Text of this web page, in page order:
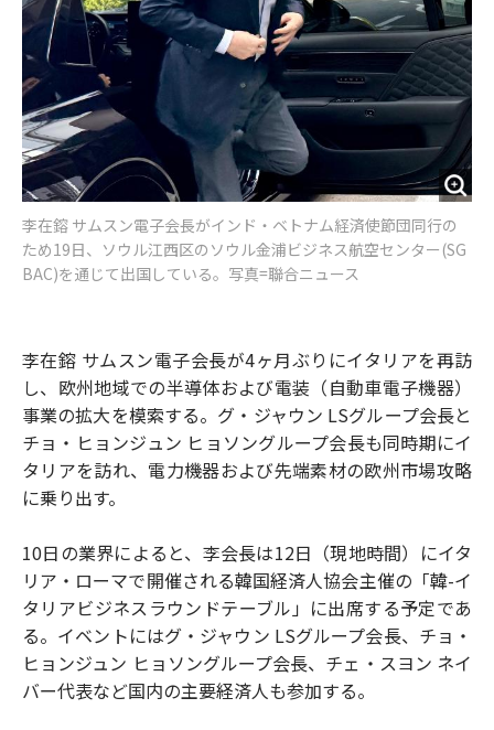
李在鎔 サムスン電子会長がインド・ベトナム経済使節団同行の
ため19日、ソウル江西区のソウル金浦ビジネス航空センター(SG
BAC)を通じて出国している。写真=聯合ニュース
李在鎔 サムスン電子会長が4ヶ月ぶりにイタリアを再訪
し、欧州地域での半導体および電装（自動車電子機器）
事業の拡大を模索する。グ・ジャウン LSグループ会長と
チョ・ヒョンジュン ヒョソングループ会長も同時期にイ
タリアを訪れ、電力機器および先端素材の欧州市場攻略
に乗り出す。
10日の業界によると、李会長は12日（現地時間）にイタ
リア・ローマで開催される韓国経済人協会主催の「韓-イ
タリアビジネスラウンドテーブル」に出席する予定であ
る。イベントにはグ・ジャウン LSグループ会長、チョ・
ヒョンジュン ヒョソングループ会長、チェ・スヨン ネイ
バー代表など国内の主要経済人も参加する。